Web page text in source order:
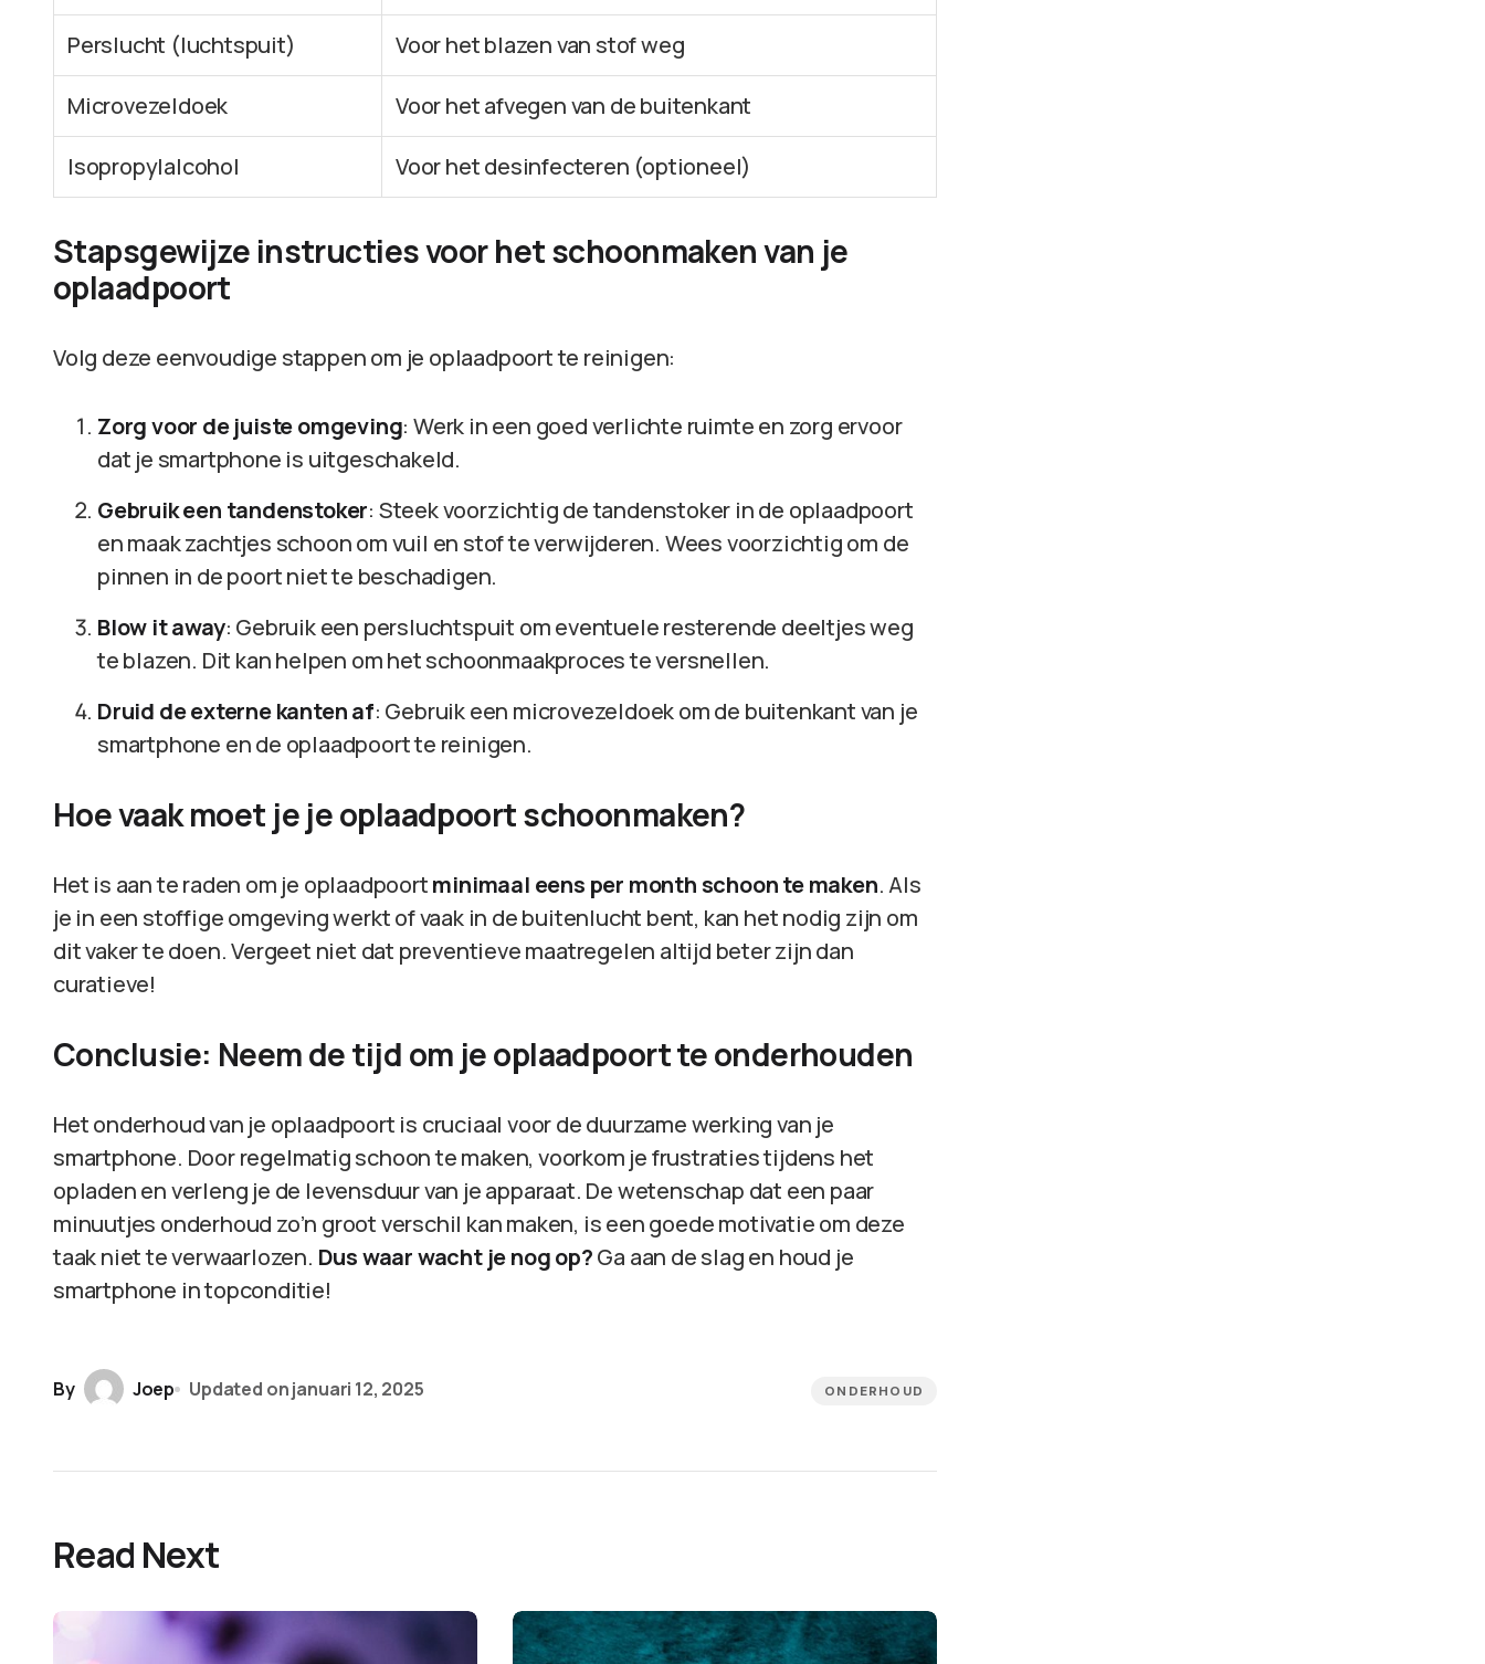
Perslucht (luchtspuit) Voor het blazen van stof weg
Microvezeldoek Voor het afvegen van de buitenkant
Isopropylalcohol Voor het desinfecteren (optioneel)
Stapsgewijze instructies voor het schoonmaken van je
oplaadpoort
Volg deze eenvoudige stappen om je oplaadpoort te reinigen:
Zorg voor de juiste omgeving: Werk in een goed verlichte ruimte en zorg ervoor
dat je smartphone is uitgeschakeld.
Gebruik een tandenstoker: Steek voorzichtig de tandenstoker in de oplaadpoort
en maak zachtjes schoon om vuil en stof te verwijderen. Wees voorzichtig om de
pinnen in de poort niet te beschadigen.
Blow it away: Gebruik een persluchtspuit om eventuele resterende deeltjes weg
te blazen. Dit kan helpen om het schoonmaakproces te versnellen.
Druid de externe kanten af: Gebruik een microvezeldoek om de buitenkant van je
smartphone en de oplaadpoort te reinigen.
Hoe vaak moet je je oplaadpoort schoonmaken?
Het is aan te raden om je oplaadpoortminimaal eens per month schoon te maken. Als
je in een stoffige omgeving werkt of vaak in de buitenlucht bent, kan het nodig zijn om
dit vaker te doen. Vergeet niet dat preventieve maatregelen altijd beter zijn dan
curatieve!
Conclusie: Neem de tijd om je oplaadpoort te onderhouden
Het onderhoud van je oplaadpoort is cruciaal voor de duurzame werking van je
smartphone. Door regelmatig schoon te maken, voorkom je frustraties tijdens het
opladen en verleng je de levensduur van je apparaat. De wetenschap dat een paar
minuutjes onderhoud zo’n groot verschil kan maken, is een goede motivatie om deze
taak niet te verwaarlozen. Dus waar wacht je nog op?Ga aan de slag en houd je
smartphone in topconditie!
By Joep Updated onjanuari 12, 2025 ONDERHOUD
Read Next